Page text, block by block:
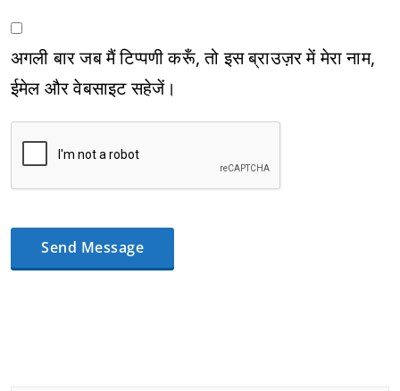
अगली बार जब मैं टिप्पणी करूँ, तो इस ब्राउज़र में मेरा नाम,
ईमेल और वेबसाइट सहेजें।